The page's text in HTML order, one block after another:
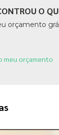
O
orçamento
meu orçamento